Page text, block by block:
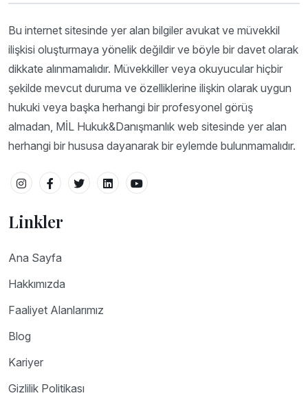
Bu internet sitesinde yer alan bilgiler avukat ve müvekkil
ilişkisi oluşturmaya yönelik değildir ve böyle bir davet olarak
dikkate alınmamalıdır. Müvekkiller veya okuyucular hiçbir
şekilde mevcut duruma ve özelliklerine ilişkin olarak uygun
hukuki veya başka herhangi bir profesyonel görüş
almadan, MİL Hukuk&Danışmanlık web sitesinde yer alan
herhangi bir hususa dayanarak bir eylemde bulunmamalıdır.
Linkler
Ana Sayfa
Hakkımızda
Faaliyet Alanlarımız
Blog
Kariyer
Gizlilik Politikası